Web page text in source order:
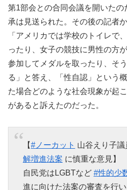
第1部会との合同会議を開いたの
承は見送られた。その後の記者
「アメリカでは学校のトイレで
ったり、女子の競技に男性の方
参加してメダルを取ったり、そ
る」と答え、「性自認」という
た場合どのような社会現象が起
があると訴えたのだった。
【#ノーカット 山谷えり子議
解増進法案 に慎重な意見】
自民党はLGBTなど #性的少
進に向けた法案の審査を行